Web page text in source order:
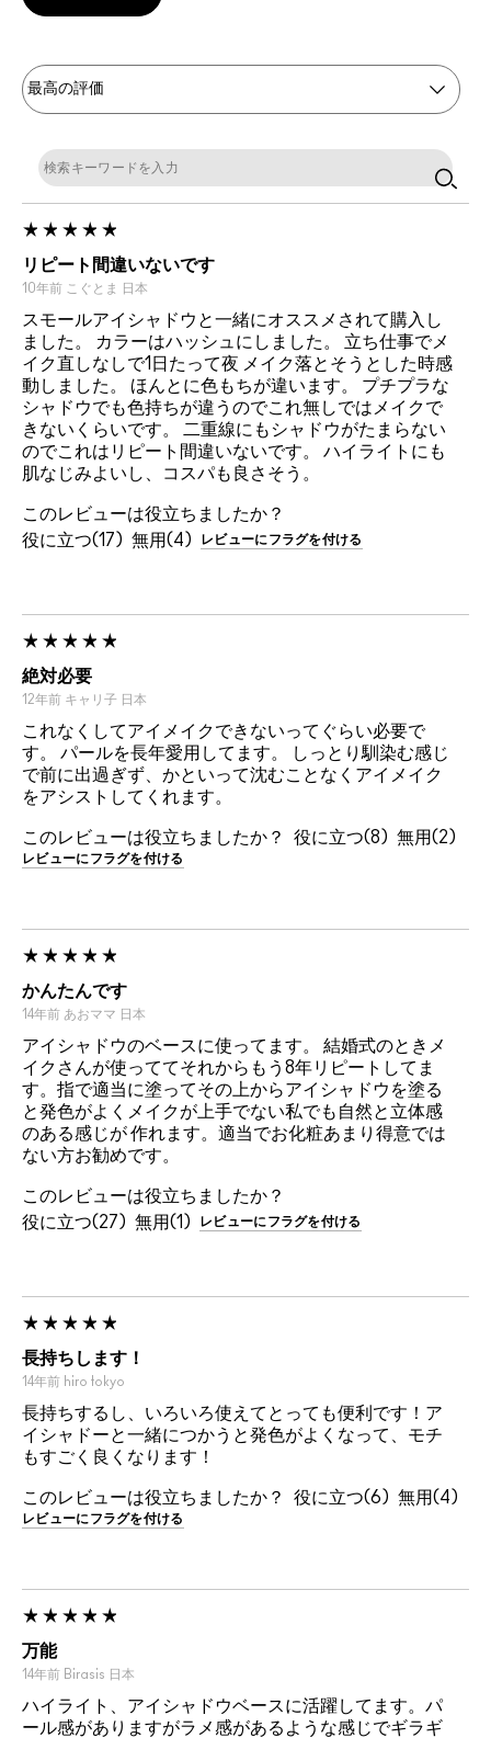
リピート間違いないです
10年前 こぐとま 日本
スモールアイシャドウと一緒にオススメされて購入し
ました。 カラーはハッシュにしました。 立ち仕事でメ
イク直しなしで1日たって夜 メイク落とそうとした時感
動しました。 ほんとに色もちが違います。 プチプラな
シャドウでも色持ちが違うのでこれ無しではメイクで
きないくらいです。 二重線にもシャドウがたまらない
のでこれはリピート間違いないです。 ハイライトにも
肌なじみよいし、コスパも良さそう。
このレビューは役立ちましたか？
17
4 レビューにフラグを付ける
絶対必要
12年前 キャリ子 日本
これなくしてアイメイクできないってぐらい必要で
す。 パールを長年愛用してます。 しっとり馴染む感じ
で前に出過ぎず、かといって沈むことなくアイメイク
をアシストしてくれます。
このレビューは役立ちましたか？ 8 2
レビューにフラグを付ける
かんたんです
14年前 あおママ 日本
アイシャドウのベースに使ってます。 結婚式のときメ
イクさんが使っててそれからもう8年リピートしてま
す。指で適当に塗ってその上からアイシャドウを塗る
と発色がよくメイクが上手でない私でも自然と立体感
のある感じが 作れます。適当でお化粧あまり得意では
ない方お勧めです。
このレビューは役立ちましたか？
27
1 レビューにフラグを付ける
長持ちします！
14年前 hiro tokyo
長持ちするし、いろいろ使えてとっても便利です！ア
イシャドーと一緒につかうと発色がよくなって、モチ
もすごく良くなります！
このレビューは役立ちましたか？ 6 4
レビューにフラグを付ける
万能
14年前 Birasis 日本
ハイライト、アイシャドウベースに活躍してます。パ
ール感がありますがラメ感があるような感じでギラギ